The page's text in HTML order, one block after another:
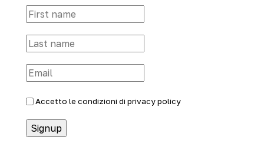
Accetto le condizioni di privacy policy